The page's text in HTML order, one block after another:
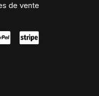
de vente